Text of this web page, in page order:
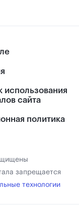
использования
сайта
политика
запрещается
технологии